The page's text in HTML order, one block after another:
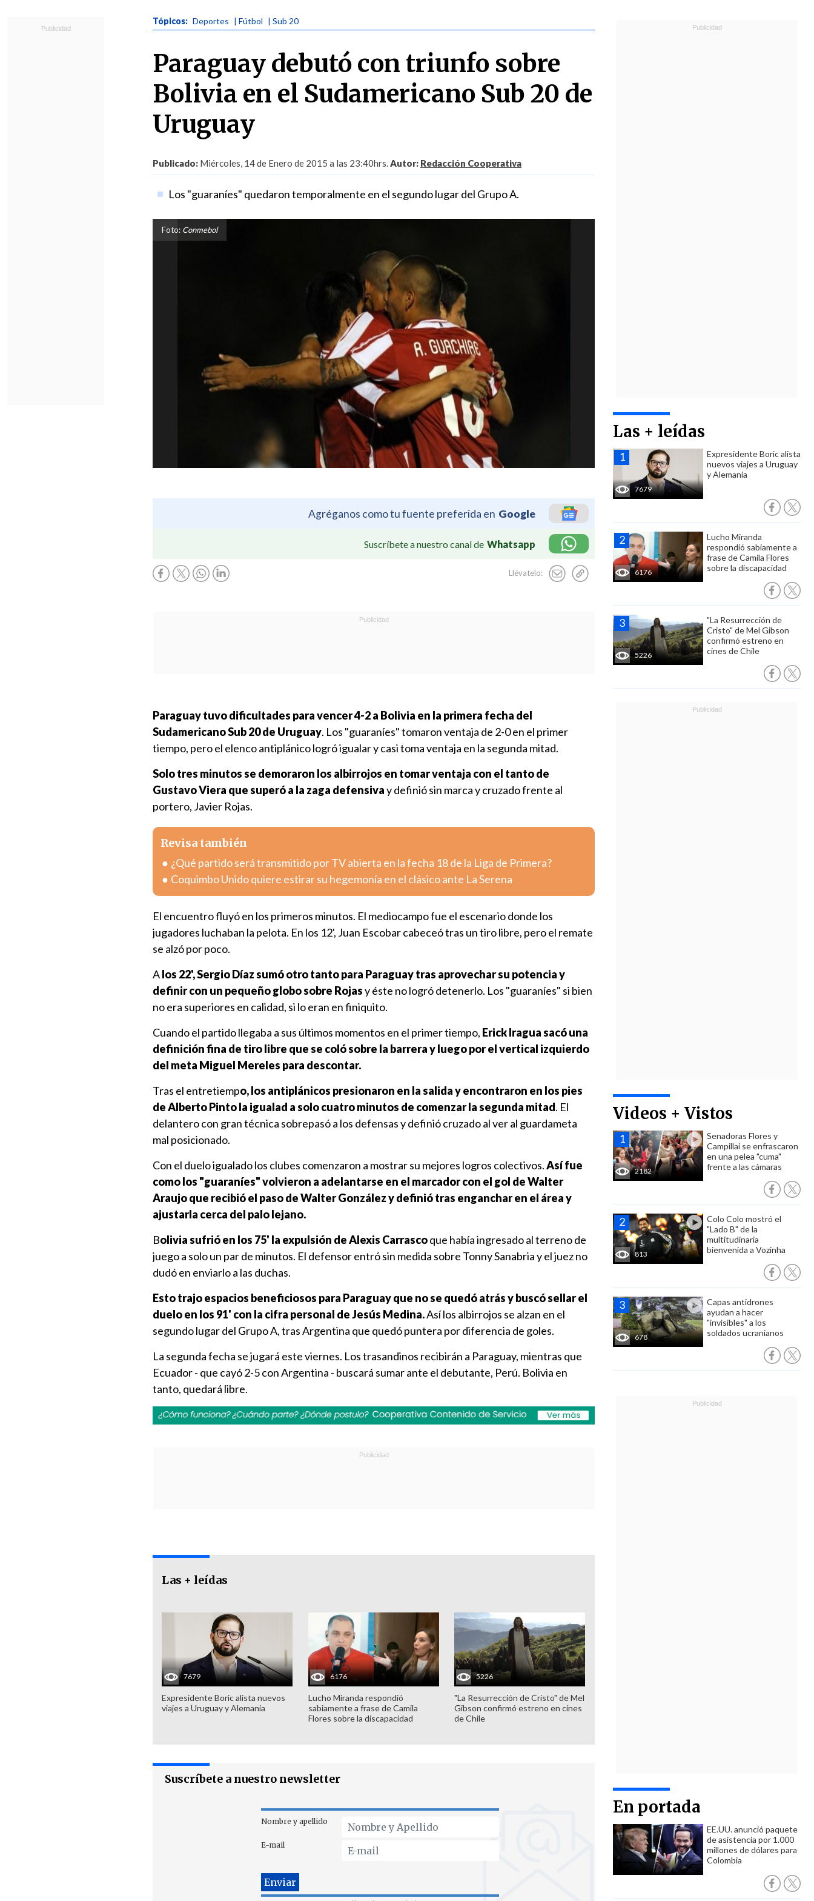
Tópicos: Deportes | Fútbol | Sub 20
Paraguay debutó con triunfo sobre
Bolivia en el Sudamericano Sub 20 de
Uruguay
Publicado: Miércoles, 14 de Enero de 2015 a las 23:40hrs.Autor: Redacción Cooperativa
Los "guaraníes" quedaron temporalmente en el segundo lugar del Grupo A.
Foto: Conmebol
Agréganos como tu fuente preferida en Google
Suscríbete a nuestro canal de Whatsapp
Llévatelo:
Las + leídas
7679
Expresidente Boric alista
nuevos viajes a Uruguay
y Alemania
6176
Lucho Miranda
respondió sabiamente a
frase de Camila Flores
sobre la discapacidad
5226
"La Resurrección de
Cristo" de Mel Gibson
confirmó estreno en
cines de Chile
Videos + Vistos
2182
Senadoras Flores y
Campillai se enfrascaron
en una pelea "cuma"
frente a las cámaras
813
Colo Colo mostró el
"Lado B" de la
multitudinaria
bienvenida a Vozinha
678
Capas antidrones
ayudan a hacer
"invisibles" a los
soldados ucranianos
En portada
EE.UU. anunció paquete
de asistencia por 1.000
millones de dólares para
Colombia
Paraguay tuvo dificultades para vencer 4-2 a Bolivia en la primera fecha del
Sudamericano Sub 20 de Uruguay. Los "guaraníes" tomaron ventaja de 2-0 en el primer
tiempo, pero el elenco antiplánico logró igualar y casi toma ventaja en la segunda mitad.
Solo tres minutos se demoraron los albirrojos en tomar ventaja con el tanto de
Gustavo Viera que superó a la zaga defensivay definió sin marca y cruzado frente al
portero, Javier Rojas.
Revisa también
¿Qué partido será transmitido por TV abierta en la fecha 18 de la Liga de Primera?
Coquimbo Unido quiere estirar su hegemonía en el clásico ante La Serena
El encuentro fluyó en los primeros minutos. El mediocampo fue el escenario donde los
jugadores luchaban la pelota. En los 12', Juan Escobar cabeceó tras un tiro libre, pero el remate
se alzó por poco.
Alos 22', Sergio Díaz sumó otro tanto para Paraguay tras aprovechar su potencia y
definir con un pequeño globo sobre Rojasy éste no logró detenerlo. Los "guaraníes" si bien
no era superiores en calidad, si lo eran en finiquito.
Cuando el partido llegaba a sus últimos momentos en el primer tiempo, Erick Iragua sacó una
definición fina de tiro libre que se coló sobre la barrera y luego por el vertical izquierdo
del meta Miguel Mereles para descontar.
Tras el entretiempo, los antiplánicos presionaron en la salida y encontraron en los pies
de Alberto Pinto la igualad a solo cuatro minutos de comenzar la segunda mitad. El
delantero con gran técnica sobrepasó a los defensas y definió cruzado al ver al guardameta
mal posicionado.
Con el duelo igualado los clubes comenzaron a mostrar su mejores logros colectivos.Así fue
como los "guaraníes" volvieron a adelantarse en el marcador con el gol de Walter
Araujo que recibió el paso de Walter González y definió tras enganchar en el área y
ajustarla cerca del palo lejano.
Bolivia sufrió en los 75' la expulsión de Alexis Carrascoque había ingresado al terreno de
juego a solo un par de minutos. El defensor entró sin medida sobre Tonny Sanabria y el juez no
dudó en enviarlo a las duchas.
Esto trajo espacios beneficiosos para Paraguay que no se quedó atrás y buscó sellar el
duelo en los 91' con la cifra personal de Jesús Medina.Así los albirrojos se alzan en el
segundo lugar del Grupo A, tras Argentina que quedó puntera por diferencia de goles.
La segunda fecha se jugará este viernes. Los trasandinos recibirán a Paraguay, mientras que
Ecuador - que cayó 2-5 con Argentina - buscará sumar ante el debutante, Perú. Bolivia en
tanto, quedará libre.
Las + leídas
7679
Expresidente Boric alista nuevos
viajes a Uruguay y Alemania
6176
Lucho Miranda respondió
sabiamente a frase de Camila
Flores sobre la discapacidad
5226
"La Resurrección de Cristo" de Mel
Gibson confirmó estreno en cines
de Chile
Suscríbete a nuestro newsletter
Nombre y apellido
E-mail